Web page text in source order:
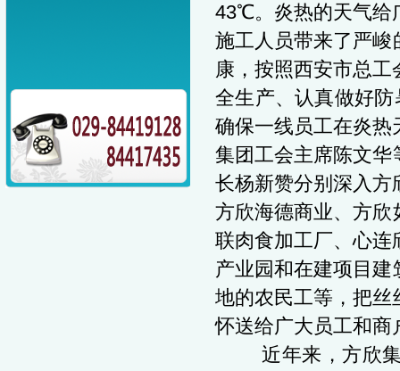
43℃。炎热的天气给
施工人员带来了严
康，按照西安市总
全生产、认真做好防
确保一线员工在炎热
集团工会主席陈文
长杨新赞分别深入方
方欣海德商业、方
联肉食加工厂、心连
产业园和在建项目
地的农民工等，把丝
怀送给广大员工和商
近年来，方欣集